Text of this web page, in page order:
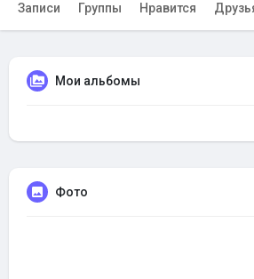
Записи Группы Нравится
Мои альбомы
Фото